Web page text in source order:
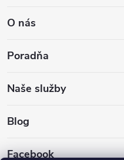
O nás
Poradňa
Naše služby
Blog
Facebook